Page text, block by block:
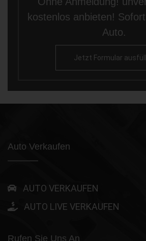
kostenlos anbieten!
Auto.
Jetzt Formular
Auto Verkaufen
AUTO VERKAUFEN
AUTO LIVE VERKAUFEN
Rufen Sie Uns An